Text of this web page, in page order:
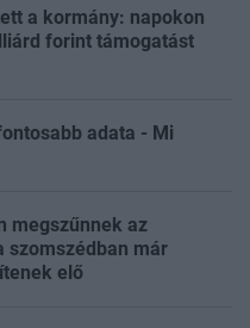
a kormány: napokon
forint támogatást
adata - Mi
megszűnnek az
szomszédban már
elő